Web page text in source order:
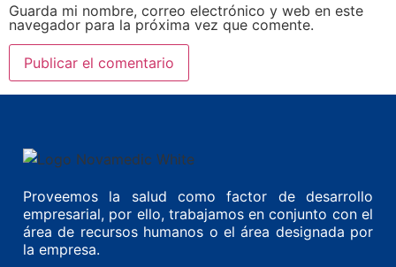
Guarda mi nombre, correo electrónico y web en este
navegador para la próxima vez que comente.
Proveemos la salud como factor de desarrollo
empresarial, por ello, trabajamos en conjunto con el
área de recursos humanos o el área designada por
la empresa.